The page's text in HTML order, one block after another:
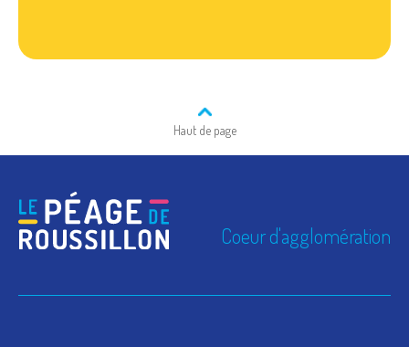
Haut de page
Coeur d'agglomération